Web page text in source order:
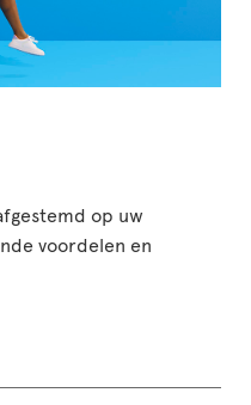
op uw
voordelen en